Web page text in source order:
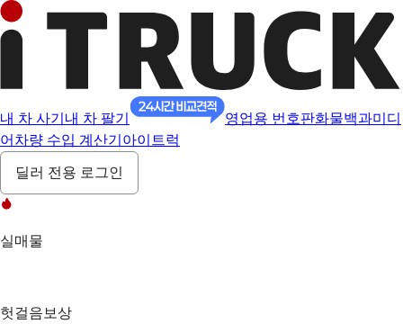
내 차 사기 내 차 팔기 영업용 번호판화물백과미디
어 차량 수입 계산기 아이트럭
딜러 전용 로그인
실매물
헛걸음보상